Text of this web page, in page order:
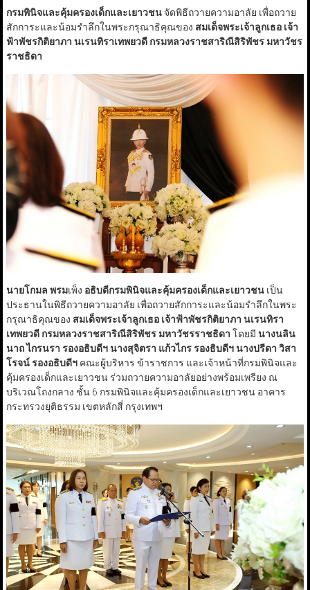
กรมพินิจและคุ้มครองเด็กและเยาวชนจัดพิธีถวายความอาลัย เพื่อถวาย
สักการะและน้อมรำลึกในพระกรุณาธิคุณของ สมเด็จพระเจ้าลูกเธอ เจ้า
ฟ้าพัชรกิติยาภา นเรนทิราเทพยวดี กรมหลวงราชสาริณีสิริพัชร มหาวัชร
ราชธิดา
นายโกมล พรมเพ็ง อธิบดีกรมพินิจและคุ้มครองเด็กและเยาวชนเป็น
ประธานในพิธีถวายความอาลัย เพื่อถวายสักการะและน้อมรำลึกในพระ
กรุณาธิคุณของ สมเด็จพระเจ้าลูกเธอ เจ้าฟ้าพัชรกิติยาภา นเรนทิรา
เทพยวดี กรมหลวงราชสาริณีสิริพัชร มหาวัชรราชธิดา โดยมี นางนลิน
นาถ ไกรนรา รองอธิบดีฯนางสุจิตรา แก้วไกร รองธิบดีฯนางปรีดา วิสา
โรจน์ รองอธิบดีฯคณะผู้บริหาร ข้าราชการ และเจ้าหน้าที่กรมพินิจและ
คุ้มครองเด็กและเยาวชน ร่วมถวายความอาลัยอย่างพร้อมเพรียง ณ
บริเวณโถงกลาง ชั้น 6 กรมพินิจและคุ้มครองเด็กและเยาวชน อาคาร
กระทรวงยุติธรรม เขตหลักสี่ กรุงเทพฯ